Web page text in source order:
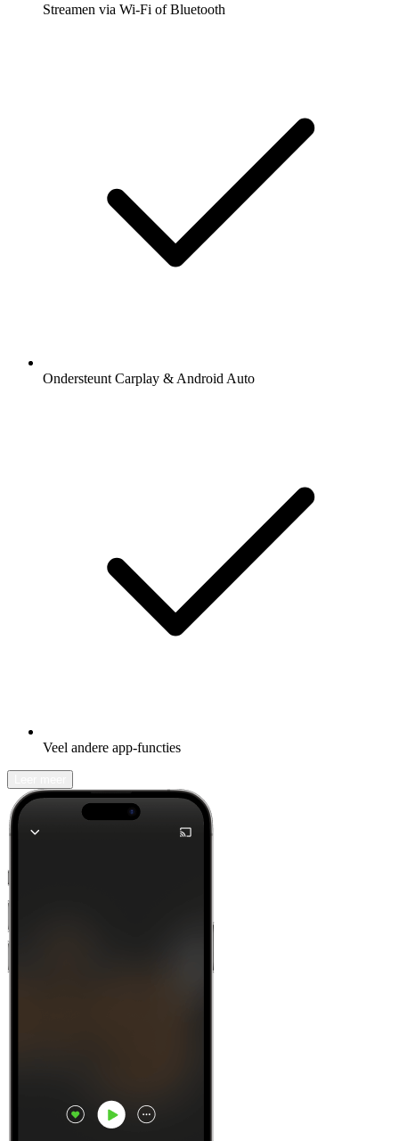
Streamen via Wi-Fi of Bluetooth
Ondersteunt Carplay & Android Auto
Veel andere app-functies